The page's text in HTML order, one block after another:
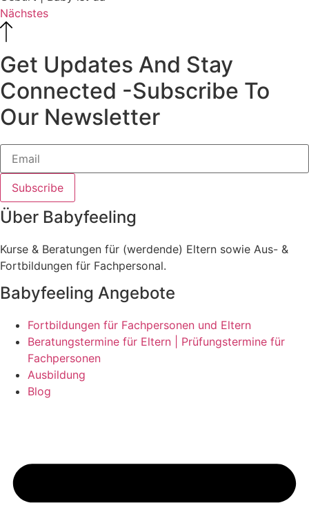
Nächstes
Get Updates And Stay
Connected -Subscribe To
Our Newsletter
Subscribe
Über Babyfeeling
Kurse & Beratungen für (werdende) Eltern sowie Aus- &
Fortbildungen für Fachpersonal.
Babyfeeling Angebote
Fortbildungen für Fachpersonen und Eltern
Beratungstermine für Eltern | Prüfungstermine für
Fachpersonen
Ausbildung
Blog